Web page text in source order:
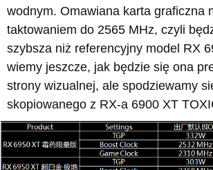
wodnym. Omawiana karta graficzna
taktowaniem do 2565 MHz, czyli
szybsza niż referencyjny model RX
wiemy jeszcze, jak będzie się ona
strony wizualnej, ale spodziewamy
skopiowanego z RX-a 6900 XT